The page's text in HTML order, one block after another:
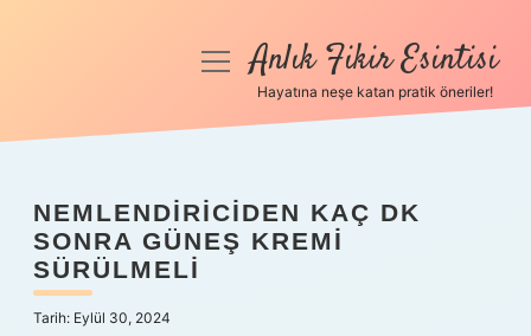
Anasayfa
Yasal Uyarı
Hakkımızda
menüyüAnlık Fikir Esintisi
Hayatına neşe katan pratik öneriler!
NEMLENDIRICIDEN KAÇ DK
SONRA GÜNEŞ KREMI
SÜRÜLMELI
Tarih: Eylül 30, 2024